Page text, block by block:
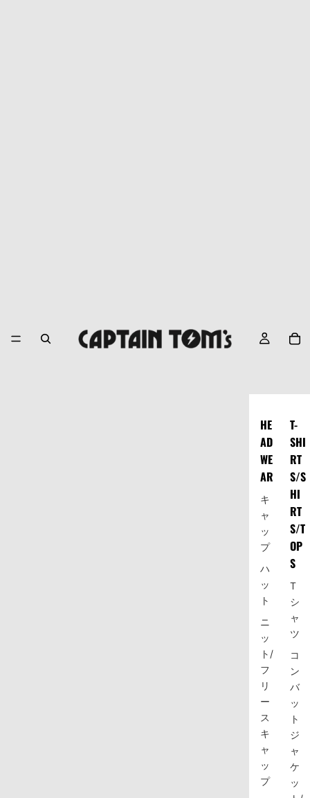
HE
AD
WE
AR
キ
ャ
ッ
プ
ハ
ッ
ト
ニ
ッ
ト/
フ
リ
ー
ス
キ
ャ
ッ
プ
T-
SHI
RT
S/S
HI
RT
S/T
OP
S
T
シ
ャ
ツ
コ
ン
バ
ッ
ト
ジ
ャ
ケ
ッ